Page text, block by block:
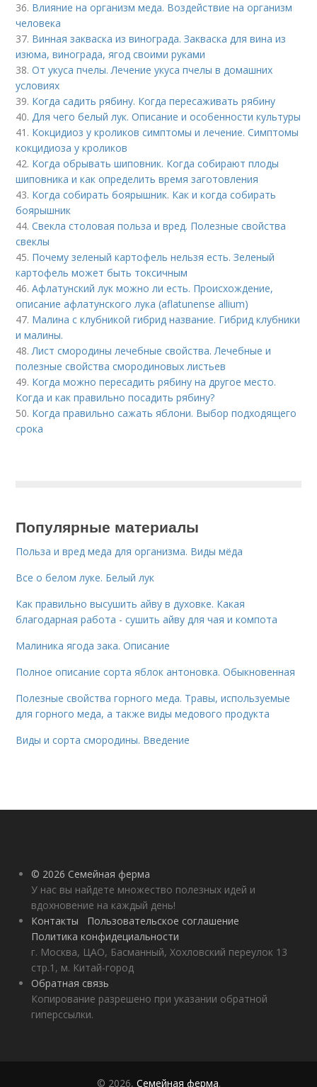
36. Влияние на организм меда. Воздействие на организм
человека
37. Винная закваска из винограда. Закваска для вина из
изюма, винограда, ягод своими руками
38.От укуса пчелы. Лечение укуса пчелы в домашних
условиях
39. Когда садить рябину. Когда пересаживать рябину
40.Для чего белый лук. Описание и особенности культуры
41. Кокцидиоз у кроликов симптомы и лечение. Симптомы
кокцидиоза у кроликов
42. Когда обрывать шиповник. Когда собирают плоды
шиповника и как определить время заготовления
43. Когда собирать боярышник. Как и когда собирать
боярышник
44.Свекла столовая польза и вред. Полезные свойства
свеклы
45. Почему зеленый картофель нельзя есть. Зеленый
картофель может быть токсичным
46.Афлатунский лук можно ли есть. Происхождение,
описание афлатунского лука (aflatunense allium)
47. Малина с клубникой гибрид название. Гибрид клубники
и малины.
48.Лист смородины лечебные свойства. Лечебные и
полезные свойства смородиновых листьев
49. Когда можно пересадить рябину на другое место.
Когда и как правильно посадить рябину?
50. Когда правильно сажать яблони. Выбор подходящего
срока
Популярные материалы
Польза и вред меда для организма. Виды мёда
Все о белом луке. Белый лук
Как правильно высушить айву в духовке. Какая
благодарная работа - сушить айву для чая и компота
Малиника ягода зака. Описание
Полное описание сорта яблок антоновка. Обыкновенная
Полезные свойства горного меда. Травы, используемые
для горного меда, а также виды медового продукта
Виды и сорта смородины. Введение
© 2026 Семейная ферма
У нас вы найдете множество полезных идей и
вдохновение на каждый день!
Контакты
Пользовательское соглашение
Политика конфидециальности
г. Москва, ЦАО, Басманный, Хохловский переулок 13
стр.1, м. Китай-город
Обратная связь
Копирование разрешено при указании обратной
гиперссылки.
© 2026, Семейная ферма.